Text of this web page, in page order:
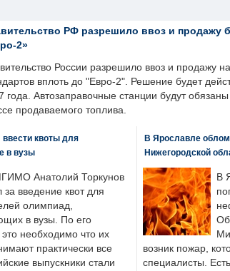
РФ разрешило ввоз и продажу
2»
России разрешило ввоз и продажу
вплоть до "Евро-2". Решение будет
года. Автозаправочные станции будут
продаваемого топлива.
квоты для
в вузы
Анатолий Торкунов
за введение квот для
олимпиад,
в вузы. По его
необходимо что их
практически все
выпускники стали
В Ярославле
Нижегородской
В
Об
возник пожар,
специалисты.